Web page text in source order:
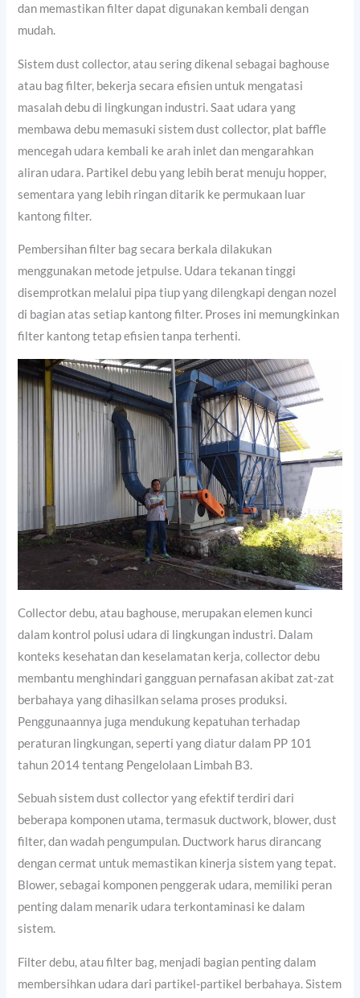
dan memastikan filter dapat digunakan kembali dengan
mudah.
Sistem dust collector, atau sering dikenal sebagai baghouse
atau bag filter, bekerja secara efisien untuk mengatasi
masalah debu di lingkungan industri. Saat udara yang
membawa debu memasuki sistem dust collector, plat baffle
mencegah udara kembali ke arah inlet dan mengarahkan
aliran udara. Partikel debu yang lebih berat menuju hopper,
sementara yang lebih ringan ditarik ke permukaan luar
kantong filter.
Pembersihan filter bag secara berkala dilakukan
menggunakan metode jetpulse. Udara tekanan tinggi
disemprotkan melalui pipa tiup yang dilengkapi dengan nozel
di bagian atas setiap kantong filter. Proses ini memungkinkan
filter kantong tetap efisien tanpa terhenti.
Collector debu, atau baghouse, merupakan elemen kunci
dalam kontrol polusi udara di lingkungan industri. Dalam
konteks kesehatan dan keselamatan kerja, collector debu
membantu menghindari gangguan pernafasan akibat zat-zat
berbahaya yang dihasilkan selama proses produksi.
Penggunaannya juga mendukung kepatuhan terhadap
peraturan lingkungan, seperti yang diatur dalam PP 101
tahun 2014 tentang Pengelolaan Limbah B3.
Sebuah sistem dust collector yang efektif terdiri dari
beberapa komponen utama, termasuk ductwork, blower, dust
filter, dan wadah pengumpulan. Ductwork harus dirancang
dengan cermat untuk memastikan kinerja sistem yang tepat.
Blower, sebagai komponen penggerak udara, memiliki peran
penting dalam menarik udara terkontaminasi ke dalam
sistem.
Filter debu, atau filter bag, menjadi bagian penting dalam
membersihkan udara dari partikel-partikel berbahaya. Sistem